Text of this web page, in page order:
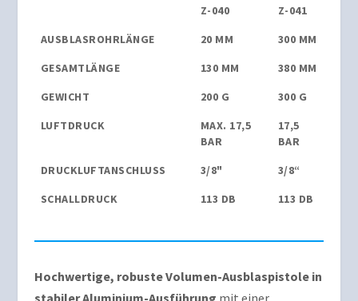
Z-040
Z-041
AUSBLASROHRLÄNGE
20 MM
300 MM
GESAMTLÄNGE
130 MM
380 MM
GEWICHT
200 G
300 G
LUFTDRUCK
MAX. 17,5
BAR
17,5
BAR
DRUCKLUFTANSCHLUSS
3/8"
3/8“
SCHALLDRUCK
113 DB 113 DB
Hochwertige, robuste Volumen-Ausblaspistole in
stabiler Aluminium-Ausführung mit einer